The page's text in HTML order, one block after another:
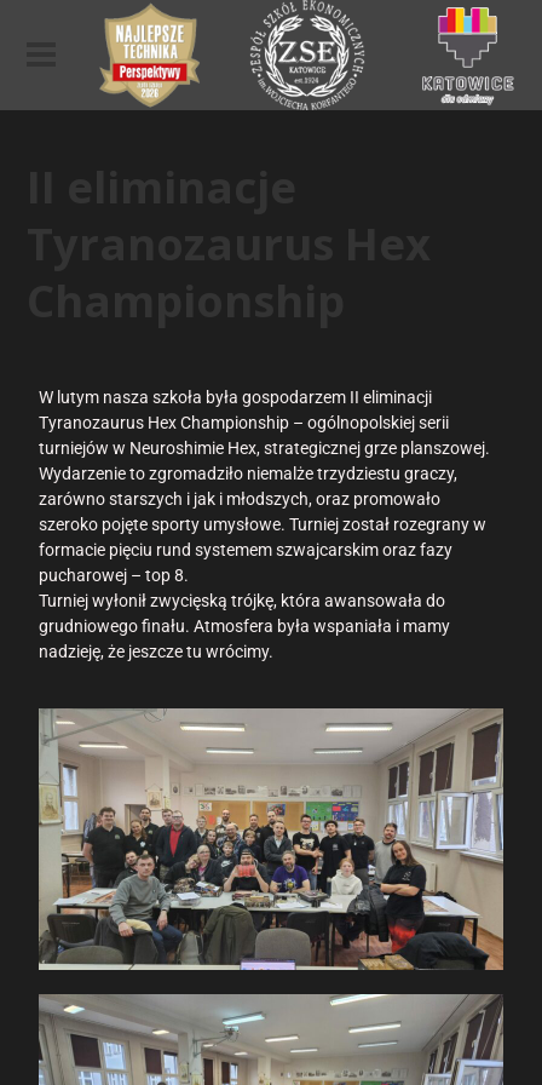
W lutym nasza szkoła była gospodarzem II eliminacji
Tyranozaurus Hex Championship – ogólnopolskiej serii
turniejów w Neuroshimie Hex, strategicznej grze planszowej.
Wydarzenie to zgromadziło niemalże trzydziestu graczy,
zarówno starszych i jak i młodszych, oraz promowało
szeroko pojęte sporty umysłowe. Turniej został rozegrany w
formacie pięciu rund systemem szwajcarskim oraz fazy
pucharowej – top 8.
Turniej wyłonił zwycięską trójkę, która awansowała do
grudniowego finału. Atmosfera była wspaniała i mamy
nadzieję, że jeszcze tu wrócimy.